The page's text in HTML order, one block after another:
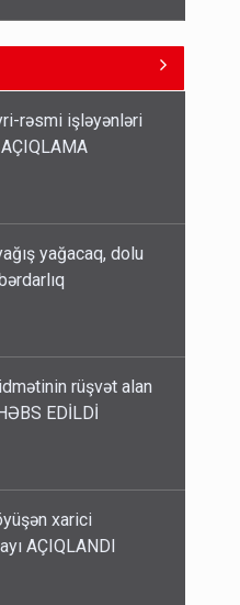
səfir Abel
oğludur - DOSYE
verilib
qədər
rəsmi işləyənləri
yağacaq, dolu
rüşvət alan
EDİLDİ
xarici
AÇIQLANDI